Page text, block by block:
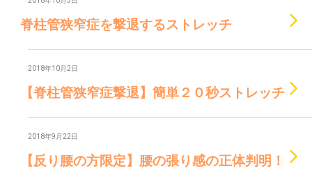
脊柱管狭窄症を撃退するストレッチ
2018年10月2日
【脊柱管狭窄症撃退】簡単２０秒ストレッチ
2018年9月22日
【反り腰の方限定】腰の張り感の正体判明！